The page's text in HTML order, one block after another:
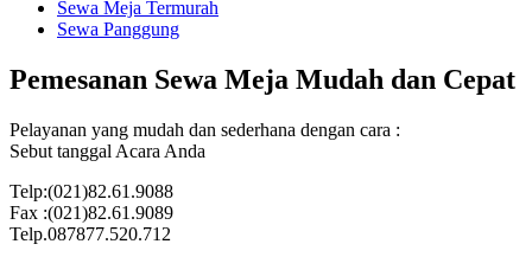
Sewa Meja Termurah
Sewa Panggung
Pemesanan Sewa Meja Mudah dan Cepat
Pelayanan yang mudah dan sederhana dengan cara :
Sebut tanggal Acara Anda
Telp:(021)82.61.9088
Fax :(021)82.61.9089
Telp.087877.520.712